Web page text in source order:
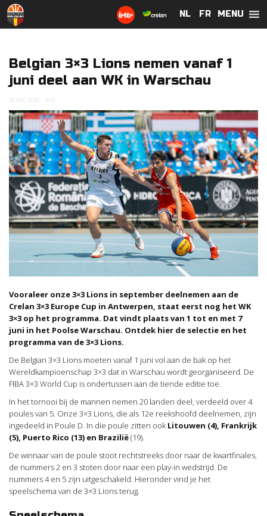
MENU
NL FR
Belgian 3×3 Lions nemen vanaf 1
juni deel aan WK in Warschau
25 MEI 2026 3×3
Vooraleer onze 3×3 Lions in september deelnemen aan de
Crelan 3×3 Europe Cup in Antwerpen, staat eerst nog het WK
3×3 op het programma. Dat vindt plaats van 1 tot en met 7
juni in het Poolse Warschau. Ontdek hier de selectie en het
programma van de 3×3 Lions.
De Belgian 3×3 Lions moeten vanaf 1 juni vol aan de bak op het
Wereldkampioenschap 3×3 dat in Warschau wordt georganiseerd. De
FIBA 3×3 World Cup is ondertussen aan de tiende editie toe.
In het tornooi bij de mannen nemen 20 landen deel, verdeeld over 4
poules van 5. Onze 3×3 Lions, die als 12e reekshoofd deelnemen, zijn
ingedeeld in Poule D. In die poule zitten ookLitouwen (4), Frankrijk
(5), Puerto Rico (13) en Brazilië(19).
De winnaar van de poule stoot rechtstreeks door naar de kwartfinales,
de nummers 2 en 3 stoten door naar een play-in wedstrijd. De
nummers 4 en 5 zijn uitgeschakeld. Hieronder vind je het
speelschema van de 3×3 Lions terug.
NL FR